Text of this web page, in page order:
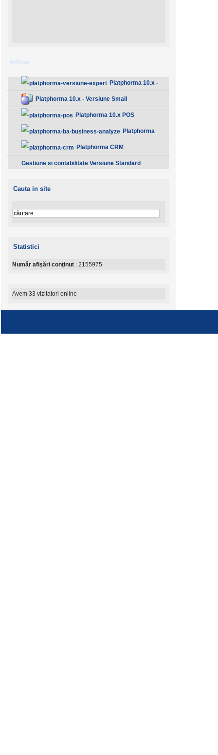
Arhiva
Platphorma 10.x -
Versiune Expert
Platphorma 10.x - Versiune Small
Platphorma 10.x POS
Platphorma
B.A. Analiza afacerii - ClasicPlatphorma CRM
Gestiune si contabilitate Versiune Standard
Cauta in site
Statistici
Număr afişări conţinut : 2155975
Avem 33 vizitatori online